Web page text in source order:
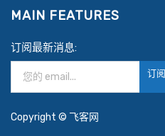
MAIN FEATURES
订阅最新消息:
订阅
Copyright © 飞客网